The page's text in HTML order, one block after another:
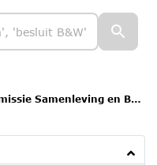
Samenleving en Bestuur